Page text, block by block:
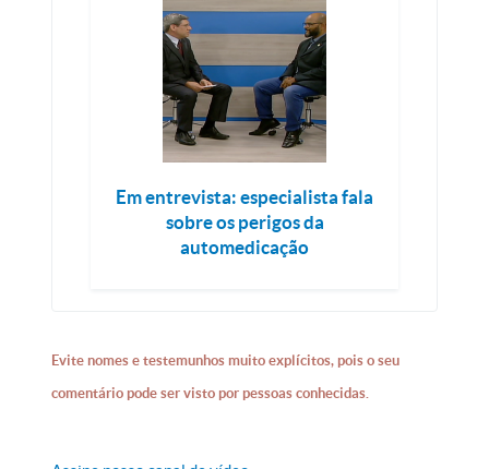
Em entrevista: especialista fala
sobre os perigos da
automedicação
Evite nomes e testemunhos muito explícitos, pois o seu
comentário pode ser visto por pessoas conhecidas.